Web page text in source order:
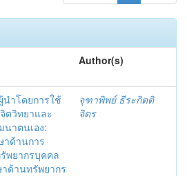
Author(s)
ำโดยการใช้
ตวิทยาและ
าตนเอง:
ด้านการ
พยากรบุคคล
ด้านทรัพยากร
จุฑาพิพย์ ธีระกิตติ
จิตร